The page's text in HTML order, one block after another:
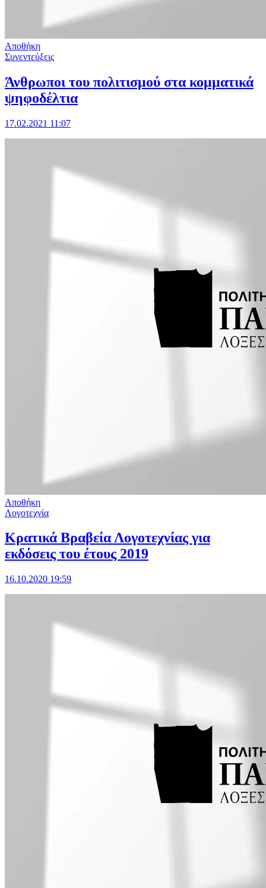
Αποθήκη
Συνεντεύξεις
Άνθρωποι του πολιτισμού στα κομματικά
ψηφοδέλτια
17.02.2021 11:07
Αποθήκη
Λογοτεχνία
Κρατικά Βραβεία Λογοτεχνίας για
εκδόσεις του έτους 2019
16.10.2020 19:59